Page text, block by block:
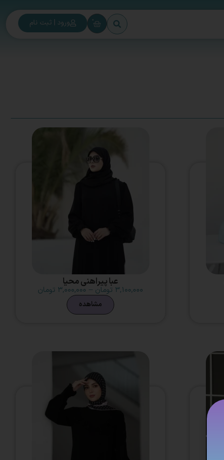
0 ورود | ثبت نام
عبا پیراهنی محیا
۳,۱۰۰,۰۰۰ تومان – ۳,۰۰۰,۰۰۰ تومان
مشاهده